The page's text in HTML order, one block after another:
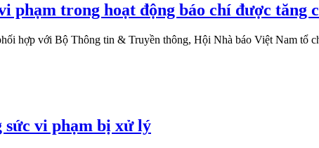
phạm trong hoạt động báo chí được tăng
hợp với Bộ Thông tin & Truyền thông, Hội Nhà báo Việt Nam tổ
sức vi phạm bị xử lý